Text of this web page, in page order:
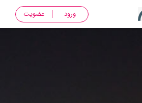
ورود عضویت